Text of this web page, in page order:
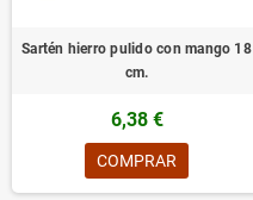
Sartén hierro pulido con mango 18
cm.
6,38 €
COMPRAR